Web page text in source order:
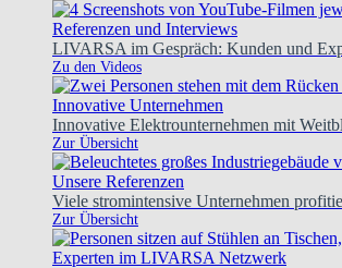
Referenzen und Interviews
LIVARSA im Gespräch: Kunden und
Zu den Videos
Innovative Unternehmen
Innovative Elektrounternehmen mit
Zur Übersicht
Unsere Referenzen
Viele stromintensive Unternehmen
Zur Übersicht
Experten im LIVARSA Netzwerk